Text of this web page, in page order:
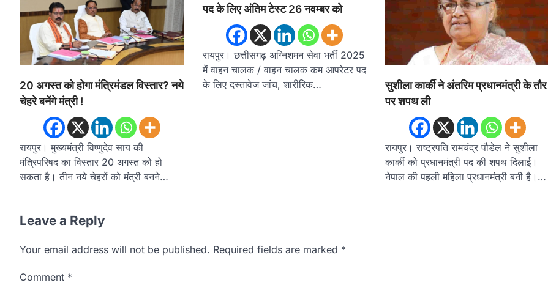
20 अगस्त को होगा मंत्रिमंडल विस्तार? नये
चेहरे बनेंगे मंत्री !
रायपुर। मुख्यमंत्री विष्णुदेव साय की
मंत्रिपरिषद का विस्तार 20 अगस्त को हो
सकता है। तीन नये चेहरों को मंत्री बनने…
पद के लिए अंतिम टेस्ट 26 नवम्बर को
रायपुर। छत्तीसगढ़ अग्निशमन सेवा भर्ती 2025
में वाहन चालक / वाहन चालक कम आपरेटर पद
के लिए दस्तावेज जांच, शारीरिक…
सुशीला कार्की ने अंतरिम प्रधानमंत्री के तौर
पर शपथ ली
रायपुर। राष्ट्रपति रामचंद्र पौडेल ने सुशीला
कार्की को प्रधानमंत्री पद की शपथ दिलाई।
नेपाल की पहली महिला प्रधानमंत्री बनी है।…
Leave a Reply
Your email address will not be published. Required fields are marked *
Comment *